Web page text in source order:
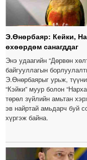
Э.Өнөрбаяр: Кейки,
өхөөрдөм санагддаг
Энэ удаагийн “Дөрвөн
байгууллагын
Э.Өнөрбаярыг урьж,
“Кэйки” муур болон
төрөл зүйлийн амьтан
эв найртай амьдарч буй
хүргэж байна.